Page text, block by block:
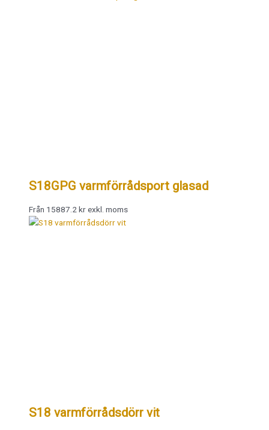
S18GPG varmförrådsport glasad
Från 15887.2 kr exkl. moms
S18 varmförrådsdörr vit